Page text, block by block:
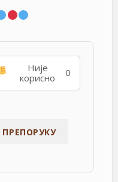
Није
корисно
0